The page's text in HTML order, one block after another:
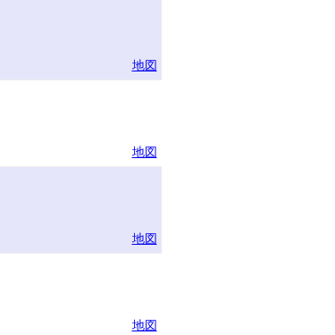
地図
地図
地図
地図